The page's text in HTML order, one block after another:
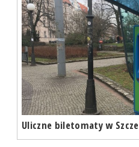
Uliczne biletomaty w